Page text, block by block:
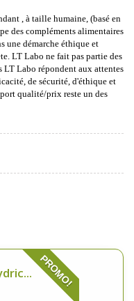
, à taille humaine, (basé en
des compléments alimentaires
une démarche éthique et
LT Labo ne fait pas partie des
LT Labo répondent aux attentes
de sécurité, d'éthique et
qualité/prix reste un des
PROMO!